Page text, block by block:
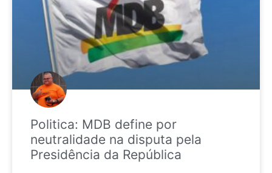
Politica: MDB define por
neutralidade na disputa pela
Presidência da República